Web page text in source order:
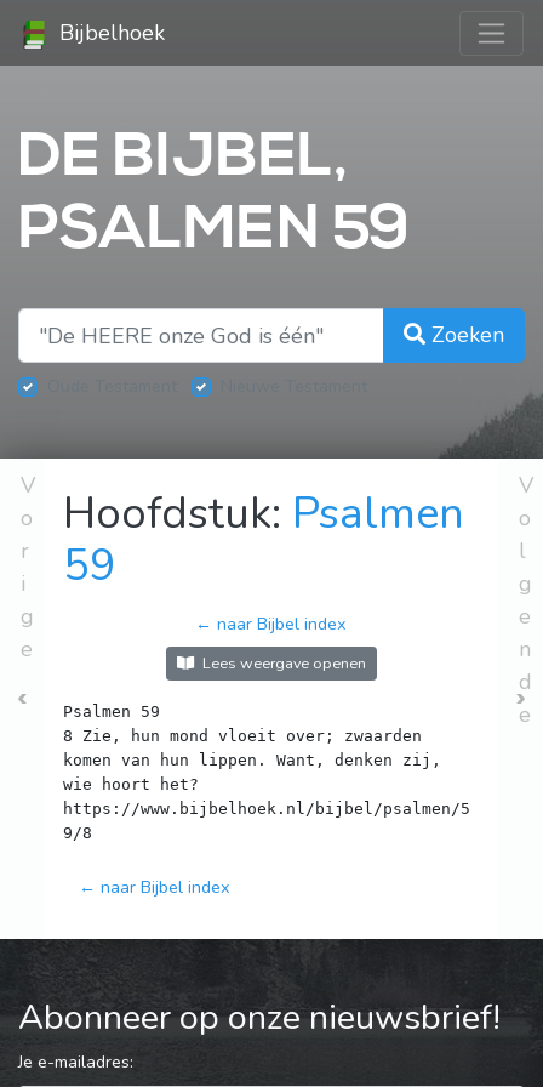
Bijbelhoek
DE BIJBEL,
PSALMEN 59
Zoeken
V
o
r
i
g
e
Hoofdstuk: Psalmen
59
← naar Bijbel index
Lees weergave openen
Psalmen 59
8 Zie, hun mond vloeit over; zwaarden
komen van hun lippen. Want, denken zij,
wie hoort het?
https://www.bijbelhoek.nl/bijbel/psalmen/5
← naar Bijbel index
V
o
l
g
e
n
d
e
Abonneer op onze nieuwsbrief!
Je e-mailadres: